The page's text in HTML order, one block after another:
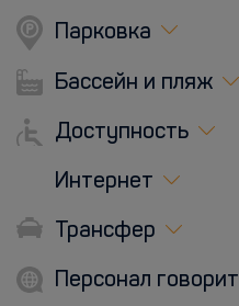
Парковка
Бассейн и пляж
Доступность
Интернет
Трансфер
Персонал говорит